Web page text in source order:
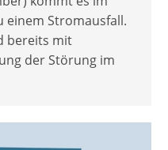
einem Stromausfall.
bereits mit
der Störung im